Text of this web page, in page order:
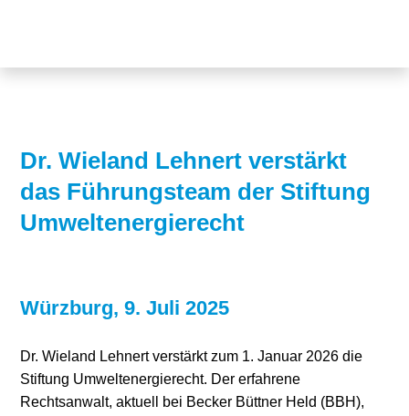
Genehmigungen
Sektorenkopplung
Speicher
Blog
Karriere
Team
Forschungsnetzwerk
Dr. Wieland Lehnert verstärkt
das Führungsteam der Stiftung
Umweltenergierecht
Würzburg, 9. Juli 2025
Dr. Wieland Lehnert verstärkt zum 1. Januar 2026 die
Stiftung Umweltenergierecht. Der erfahrene
Rechtsanwalt, aktuell bei Becker Büttner Held (BBH),